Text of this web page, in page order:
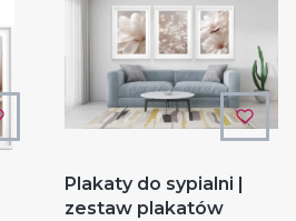
Plakaty do sypialni |
zestaw plakatów